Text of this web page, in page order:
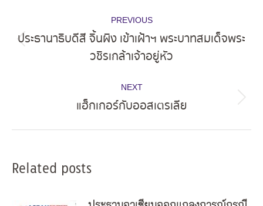
navigation
PREVIOUS
post:
ประธานาธิบดีสี จิ้นผิง เข้าเฝ้าฯ พระบาทสมเด็จพระ
วชิรเกล้าเจ้าอยู่หัว
NEXT
Next
แฮ็กเกอร์กับออสเตรเลีย
Related posts